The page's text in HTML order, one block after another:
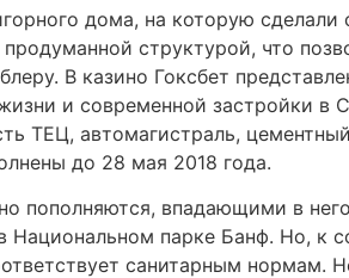
дома, на которую сделали
структурой, что
В казино Гоксбет
и современной застройки в
ТЕЦ, автомагистраль,
до 28 мая 2018 года.
пополняются, впадающими в
Национальном парке Банф. Но, к
санитарным нормам.